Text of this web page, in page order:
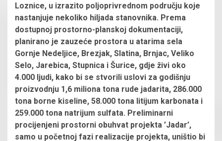
Loznice, u izrazito poljoprivrednom području koje
nastanjuje nekoliko hiljada stanovnika. Prema
dostupnoj prostorno-planskoj dokumentaciji,
planirano je zauzeće prostora u atarima sela
Gornje Nedeljice, Brezjak, Slatina, Brnjac, Veliko
Selo, Jarebica, Stupnica i Šurice, gdje živi oko
4.000 ljudi, kako bi se stvorili uslovi za godišnju
proizvodnju 1,6 miliona tona rude jadarita, 286.000
tona borne kiseline, 58.000 tona litijum karbonata i
259.000 tona natrijum sulfata. Preliminarni
procijenjeni prostorni obuhvat projekta ’Jadar’,
samo u početnoj fazi realizacije projekta, uništio bi